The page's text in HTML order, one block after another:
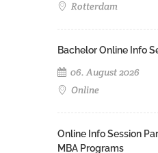
Rotterdam
Bachelor Online Info
06. August 2026
Online
Online Info Session
MBA Programs